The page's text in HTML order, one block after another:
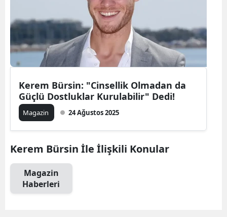
Kerem Bürsin: "Cinsellik Olmadan da
Güçlü Dostluklar Kurulabilir" Dedi!
Magazin 24 Ağustos 2025
Kerem Bürsin İle İlişkili Konular
Magazin
Haberleri